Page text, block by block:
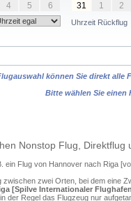
4 5 6
31
1 2
Uhrzeit Rückflug
können Sie direkt
Bitte wählen Sie
Nonstop Flug, Direktflug
ein Flug von Hannover nach Riga
zwischen zwei Orten, bei dem eine
[Spilve Internationaler
der Regel das Flugzeug nur